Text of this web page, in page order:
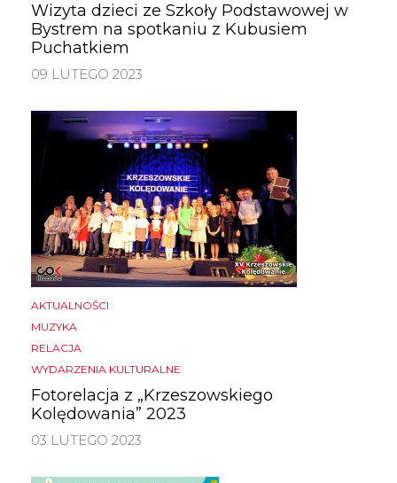
Wizyta dzieci ze Szkoły Podstawowej w
Bystrem na spotkaniu z Kubusiem
Puchatkiem
09 LUTEGO 2023
AKTUALNOŚCI
MUZYKA
RELACJA
WYDARZENIA KULTURALNE
Fotorelacja z „Krzeszowskiego
Kolędowania” 2023
03 LUTEGO 2023